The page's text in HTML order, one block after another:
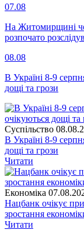
07.08
На Житомирщині
розпочато
08.08
В Україні 8-9
дощі та грози
Суспiльство
В Україні 8-9
дощі та грози
Читати
Економіка
Нацбанк очікує
зростання
Читати